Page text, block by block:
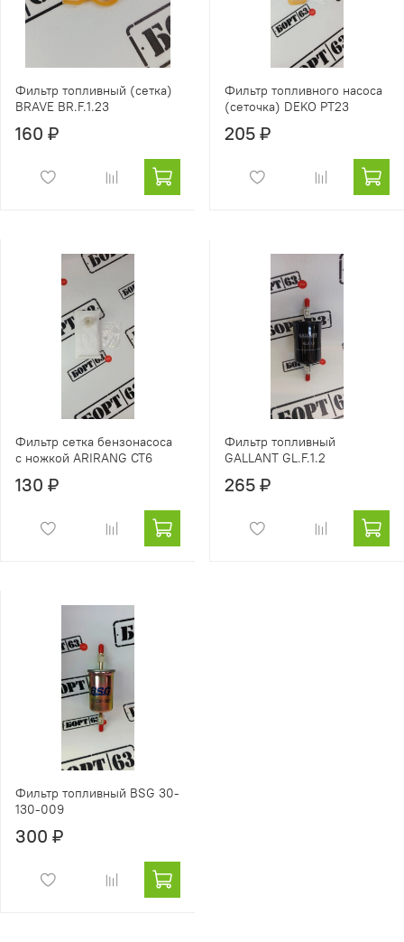
Фильтр топливный (сетка)
BRAVE BR.F.1.23
160 ₽
Фильтр топливного насоса
(сеточка) DEKO PT23
205 ₽
Фильтр сетка бензонасоса
с ножкой ARIRANG CT6
130 ₽
Фильтр топливный
GALLANT GL.F.1.2
265 ₽
Фильтр топливный BSG 30-
130-009
300 ₽